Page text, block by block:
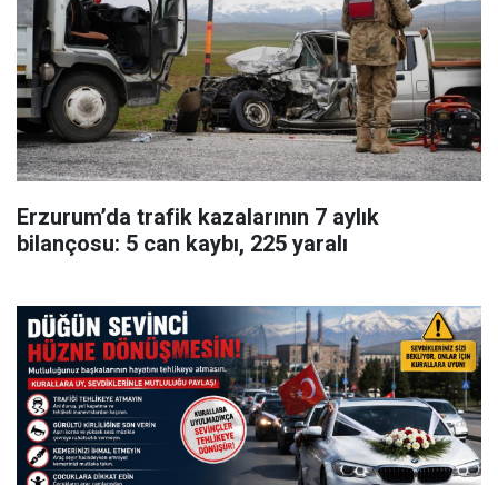
Erzurum’da trafik kazalarının 7 aylık
bilançosu: 5 can kaybı, 225 yaralı